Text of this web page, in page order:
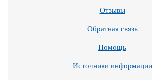
Отзывы
Обратная связь
Помощь
Источники информации